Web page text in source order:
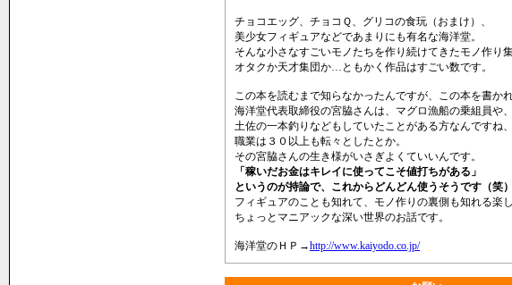
チョコエッグ、チョコＱ、グリコの食玩（おまけ）、
美少女フィギュアなどであまりにも有名な海洋堂。
そんな小さなすごいモノたちを作り続けてきたモノ作り
オタクか天才集団か…ともかく作品はすごい数です。
この本を読むまで知らなかったんですが、この本を書か
海洋堂代表取締役の宮脇さんは、マグロ漁船の乗組員や、
土佐の一本釣りなどもしていたことがある方なんですね、
職業は３０以上も転々としたとか。
その宮脇さんの生き様がいさぎよくていいんです。
「稼いだお金はキレイに使ってこそ値打ちがある」
というのが持論で、これからどんどん使うそうです（笑）
フィギュアのことも知れて、モノ作りの裏側も知れる楽し
ちょっとマニアックな深い世界のお話です。
海洋堂のＨＰ→http://www.kaiyodo.co.jp/